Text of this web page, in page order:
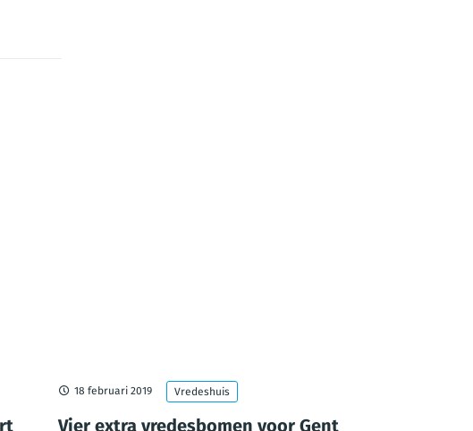
18 februari 2019 Vredeshuis
Vier extra vredesbomen voor Gent